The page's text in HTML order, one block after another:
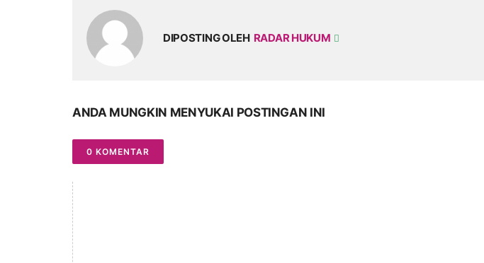
DIPOSTING OLEH RADAR HUKUM
ANDA MUNGKIN MENYUKAI POSTINGAN INI
0 KOMENTAR